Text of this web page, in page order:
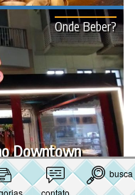
contato
busca
Downtown
Onde Beber?